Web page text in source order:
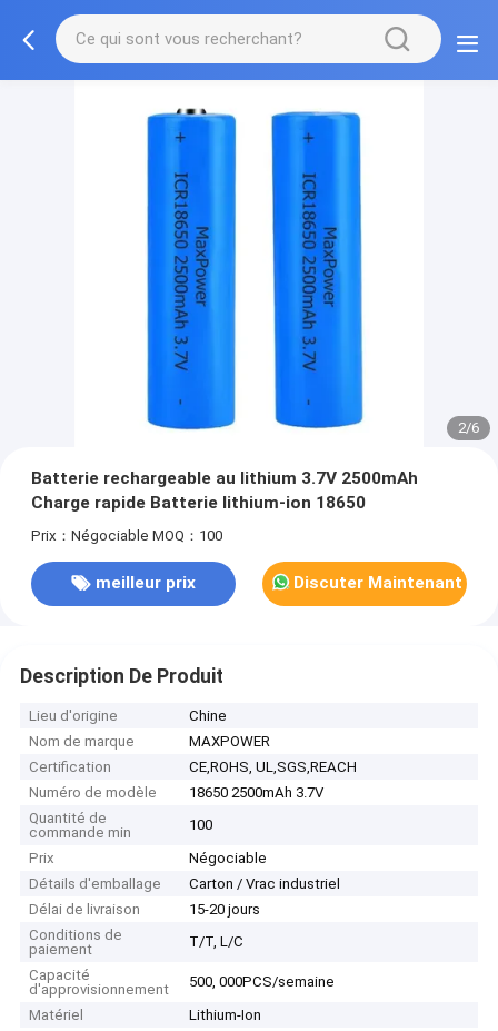
2/6
Batterie rechargeable au lithium 3.7V 2500mAh
Charge rapide Batterie lithium-ion 18650
Prix：Négociable MOQ：100
meilleur prix Discuter Maintenant
Description De Produit
Lieu d'origine
Chine
Nom de marque
MAXPOWER
Certification
CE,ROHS, UL,SGS,REACH
Numéro de modèle
18650 2500mAh 3.7V
Quantité de
commande min
100
Prix
Négociable
Détails d'emballage
Carton / Vrac industriel
Délai de livraison
15-20 jours
Conditions de
paiement
T/T, L/C
Capacité
d'approvisionnement
500, 000PCS/semaine
Matériel
Lithium-Ion